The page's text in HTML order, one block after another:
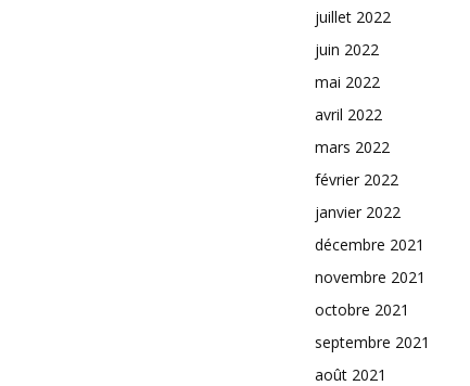
juillet 2022
juin 2022
mai 2022
avril 2022
mars 2022
février 2022
janvier 2022
décembre 2021
novembre 2021
octobre 2021
septembre 2021
août 2021